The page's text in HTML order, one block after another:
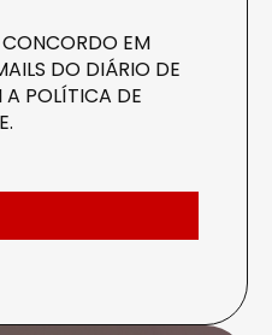
EM
DO DIÁRIO DE
A POLÍTICA DE
.